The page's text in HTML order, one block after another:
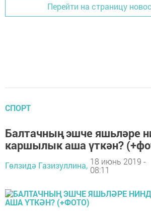
Перейти на страницу
СПОРТ
Балтачның эшче яшьләре
каршылык аша үткән?
Гөлзидә Газизуллина, 18 июнь 2019 -
08:11